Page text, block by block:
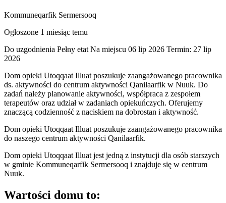
Kommuneqarfik Sermersooq
Ogłoszone 1 miesiąc temu
Do uzgodnienia Pełny etat Na miejscu 06 lip 2026 Termin: 27 lip
2026
Dom opieki Utoqqaat Illuat poszukuje zaangażowanego pracownika
ds. aktywności do centrum aktywności Qanilaarfik w Nuuk. Do
zadań należy planowanie aktywności, współpraca z zespołem
terapeutów oraz udział w zadaniach opiekuńczych. Oferujemy
znaczącą codzienność z naciskiem na dobrostan i aktywność.
Dom opieki Utoqqaat Illuat poszukuje zaangażowanego pracownika
do naszego centrum aktywności Qanilaarfik.
Dom opieki Utoqqaat Illuat jest jedną z instytucji dla osób starszych
w gminie Kommuneqarfik Sermersooq i znajduje się w centrum
Nuuk.
Wartości domu to: